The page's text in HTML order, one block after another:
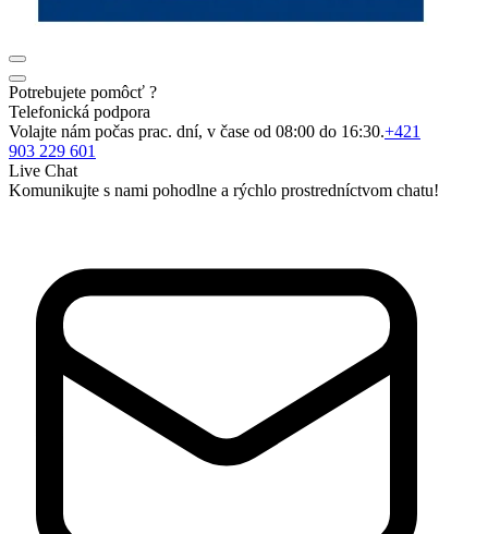
Potrebujete pomôcť ?
Telefonická podpora
Volajte nám počas prac. dní, v čase od 08:00 do 16:30.+421
903 229 601
Live Chat
Komunikujte s nami pohodlne a rýchlo prostredníctvom chatu!